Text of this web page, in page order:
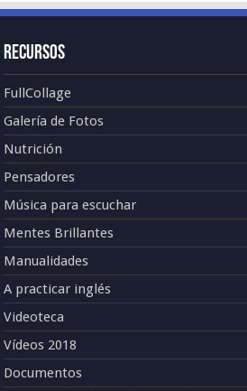
Recursos
FullCollage
Galería de Fotos
Nutrición
Pensadores
Música para escuchar
Mentes Brillantes
Manualidades
A practicar inglés
Videoteca
Vídeos 2018
Documentos